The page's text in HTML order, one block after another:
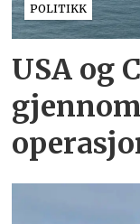
POLITIKK
USA og